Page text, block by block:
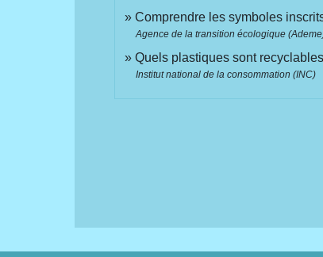
Comprendre les symboles
Agence de la transition écologique
Quels plastiques sont
Institut national de la consommation (INC)